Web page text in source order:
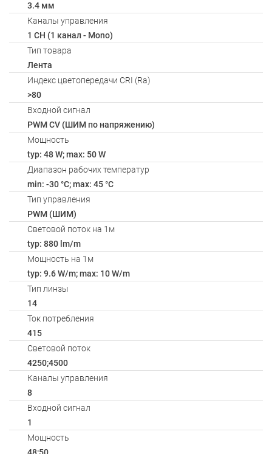
3.4 мм
Каналы управления
1 CH (1 канал - Mono)
Тип товара
Лента
Индекс цветопередачи CRI (Ra)
>80
Входной сигнал
PWM СV (ШИМ по напряжению)
Мощность
typ: 48 W; max: 50 W
Диапазон рабочих температур
min: -30 °C; max: 45 °C
Тип управления
PWM (ШИМ)
Световой поток на 1м
typ: 880 lm/m
Мощность на 1м
typ: 9.6 W/m; max: 10 W/m
Тип линзы
14
Ток потребления
415
Световой поток
4250;4500
Каналы управления
8
Входной сигнал
1
Мощность